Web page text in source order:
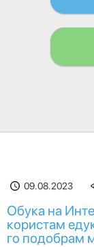
09.08.2023
Обука на
користам
го подобрам